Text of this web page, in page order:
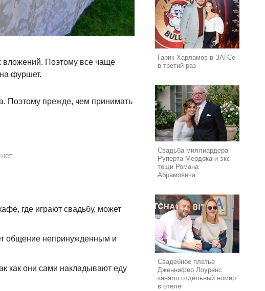
вложений. Поэтому все чаще
фуршет.
Поэтому прежде, чем принимать
где играют свадьбу, может
общение непринужденным и
как они сами накладывают еду
Гарик Харламов в ЗАГСе
в третий раз
Свадьба миллиардера
Руперта Мердока и экс-
тещи Романа
Абрамовича
Свадебное платье
Дженнифер Лоуренс
заняло отдельный номер
в отеле